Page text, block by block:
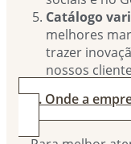
Catálogo
melhores
trazer
nossos
4. Onde a